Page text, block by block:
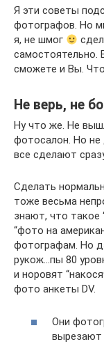
Я эти советы
фотографов. Но
я, не шмог
самостоятельно.
сможете и Вы.
Не верь, не
Ну что же. Не
фотосалон. Но не
все сделают
Сделать
тоже весьма
знают, что такое
“фото на
фотографам. Но
рукож…пы 80
и норовят
фото анкеты DV.
Они
вырезают